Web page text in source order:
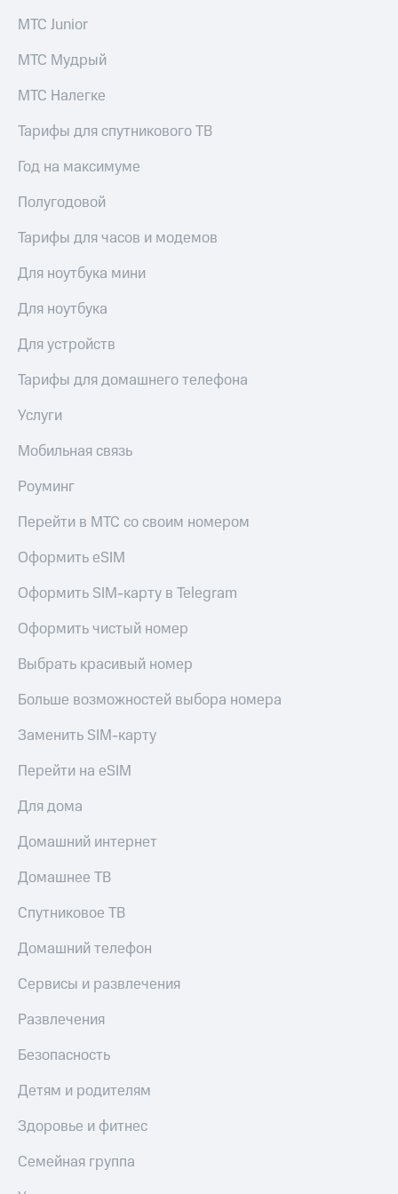
номер
автоплатежа
Пополнить
другого
оператора
интернета
и
ТВ
Переводы
с
на карту
МТС Pay
коду
Смартфоны
Наушники
колонки
часы
трекеры
Умный
и
товары
МТС Junior
МТС Мудрый
МТС Налегке
Тарифы для спутникового ТВ
Год на максимуме
Полугодовой
Тарифы для часов и модемов
Для ноутбука мини
Для ноутбука
Для устройств
Тарифы для домашнего телефона
Услуги
Мобильная связь
Роуминг
Перейти в МТС со своим номером
Оформить eSIM
Оформить SIM-карту в Telegram
Оформить чистый номер
Выбрать красивый номер
Больше возможностей выбора номера
Заменить SIM-карту
Перейти на eSIM
Для дома
Домашний интернет
Домашнее ТВ
Спутниковое ТВ
Домашний телефон
Сервисы и развлечения
Развлечения
Безопасность
Детям и родителям
Здоровье и фитнес
Семейная группа